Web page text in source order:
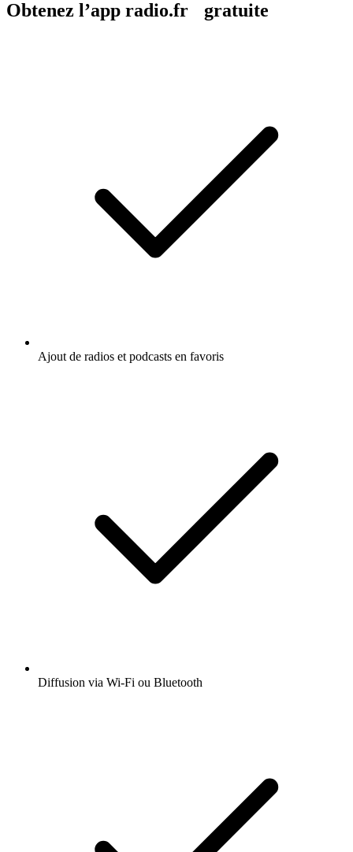
Obtenez l’app radio.fr gratuite
Ajout de radios et podcasts en favoris
Diffusion via Wi-Fi ou Bluetooth